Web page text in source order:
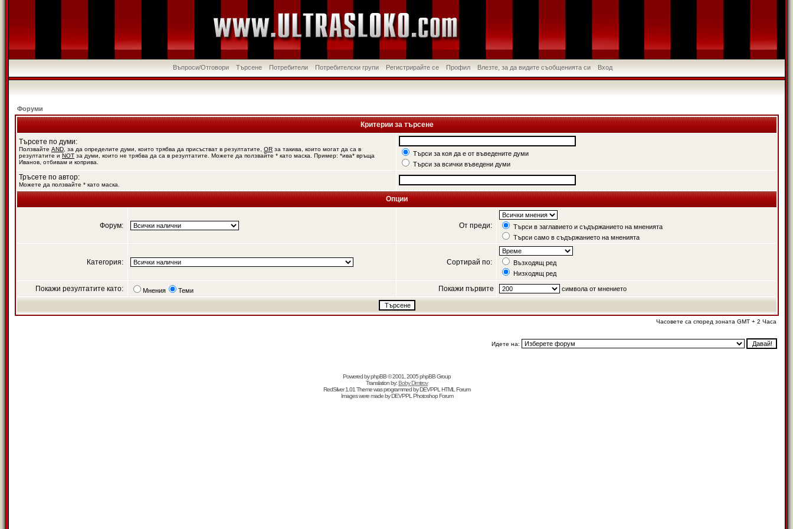
Въпроси/Отговори Търсене Потребители Потребителски групи Регистрирайте се Профил Влезте, за да видите съобщенията си Вход
Форуми
Критерии за търсене
Търсете по думи:
Ползвайте AND , за да определите думи, които трябва да присъстват в резултатите, OR за такива, които могат да са в
резултатите и NOT за думи, които не трябва да са в резултатите. Можете да ползвайте * като маска. Пример: *ива* връща
Иванов, отбивам и коприва.
Търси за коя да е от въведените думи
Търси за всички въведени думи
Тръсете по автор:
Можете да ползвайте * като маска.
Опции
Форум: От преди:
Търси в заглавието и съдържанието на мненията
Търси само в съдържанието на мненията
Категория: Сортирай по:
Възходящ ред
Низходящ ред
Покажи резултатите като: Мнения Теми Покажи първите символа от мнението
Часовете са според зоната GMT + 2 Часа
Идете на:
Powered byphpBB© 2001, 2005 phpBB Group
Translation by:Boby Dimitrov
RedSilver 1.01 Theme was programmed byDEVPPL HTML Forum
Images were made byDEVPPL Photoshop Forum